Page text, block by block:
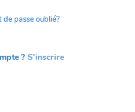
de passe oublié?
? S'inscrire